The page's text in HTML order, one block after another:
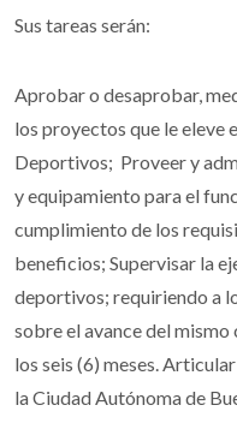
Sus tareas serán:
Aprobar o desaprobar,
los proyectos que le eleve
Deportivos; Proveer y
y equipamiento para el
cumplimiento de los
beneficios; Supervisar la
deportivos; requiriendo a
sobre el avance del
los seis (6) meses.
la Ciudad Autónoma de